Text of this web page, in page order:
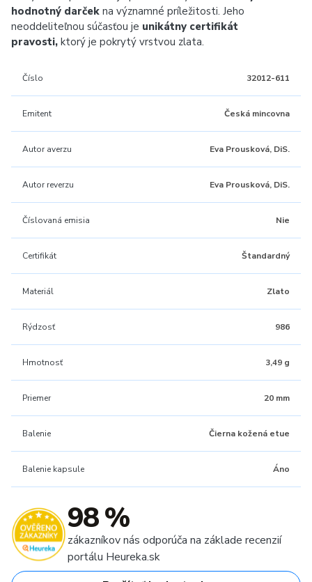
hodnotný darček na významné príležitosti. Jeho
neoddeliteľnou súčasťou je unikátny certifikát
pravosti, ktorý je pokrytý vrstvou zlata.
Číslo 32012-611
Emitent Česká mincovna
Autor averzu Eva Prousková, DiS.
Autor reverzu Eva Prousková, DiS.
Číslovaná emisia Nie
Certifikát Štandardný
Materiál Zlato
Rýdzosť 986
Hmotnosť 3,49 g
Priemer 20 mm
Balenie Čierna kožená etue
Balenie kapsule Áno
98 %
zákazníkov nás odporúča na základe recenzií
portálu Heureka.sk